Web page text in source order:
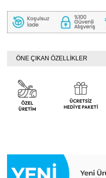
ÖNE ÇIKAN ÖZELLİKLER